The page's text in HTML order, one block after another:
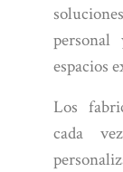
personal
espacios
Los
cada